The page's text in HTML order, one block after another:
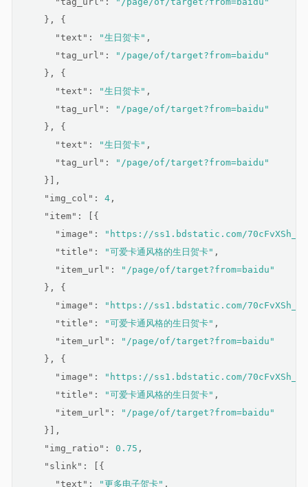
    }, {
"text" : "生日贺卡" ,
"tag_url" :
"/page/of/target?from=baidu"
    }, {
"text" : "生日贺卡" ,
"tag_url" :
"/page/of/target?from=baidu"
    }, {
"text" : "生日贺卡" ,
"tag_url" :
"/page/of/target?from=baidu"
    }],
"img_col" : 4 ,
"item" : [{
"image" :
"https://ss1.bdstatic.com/
"title" : "可爱卡通风格的生日贺卡" ,
"item_url" :
"/page/of/target?from=baidu"
    }, {
"image" :
"https://ss1.bdstatic.com/
"title" : "可爱卡通风格的生日贺卡" ,
"item_url" :
"/page/of/target?from=baidu"
    }, {
"image" :
"https://ss1.bdstatic.com/
"title" : "可爱卡通风格的生日贺卡" ,
"item_url" :
"/page/of/target?from=baidu"
    }],
"img_ratio" : 0.75 ,
"slink" : [{
"text" : "更多电子贺卡" ,